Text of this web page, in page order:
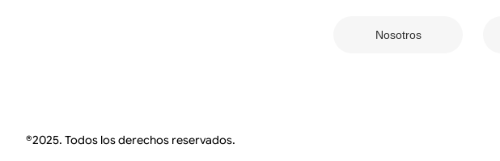
Nosotros
®2025. Todos los derechos reservados.